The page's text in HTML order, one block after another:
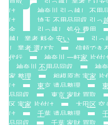
け
神奈川 引っ越し 不用
け
埼玉 不用品回収 引っ越
金
引っ越し 処分 費用
越し 業者 料金 安い
引っ
し 業者 選び方
信頼でき
代行
神奈川 一軒家 片付
神奈川 不用品回収
神
家 整理
相模原市 実家 片
け
東京 遺品整理
品回収
東京 家財 買取
区 実家 片付け
大田区 空
け
千葉 遺品整理
品回収
千葉 家財 買取